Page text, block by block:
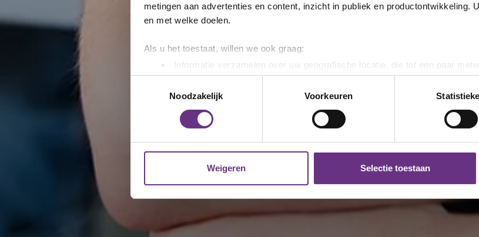
metingen aan advertenties en content, inzicht in publiek en productontwikkeling.
en met welke doelen.
Als u het toestaat, willen we ook graag:
Informatie verzamelen over uw geografische locatie, die tot een paar
Uw apparaat identificeren door het actief te scannen op specifieke
Lees meer over hoe uw persoonlijke gegevens worden verwerkt en stel uw
toestemming op elk moment wijzigen of intrekken in de Cookieverklaring.
websiteverkeer te analyseren. Ook delen we informatie over uw gebruik van
media, adverteren en analyse. Deze partners kunnen deze gegevens
U kunt uw toestemming op elk moment wijzigen of intrekken via de
cookie-instellingenicoontje linksonder op de pagina.
Noodzakelijk
Voorkeuren
Weigeren Selectie toestaan